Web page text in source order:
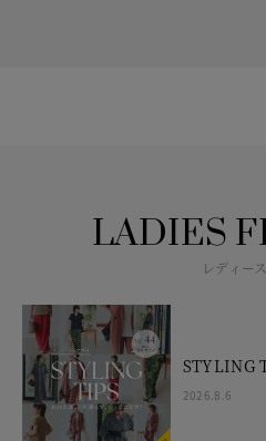
LADIES
レディー
STYLING
2026.8.6